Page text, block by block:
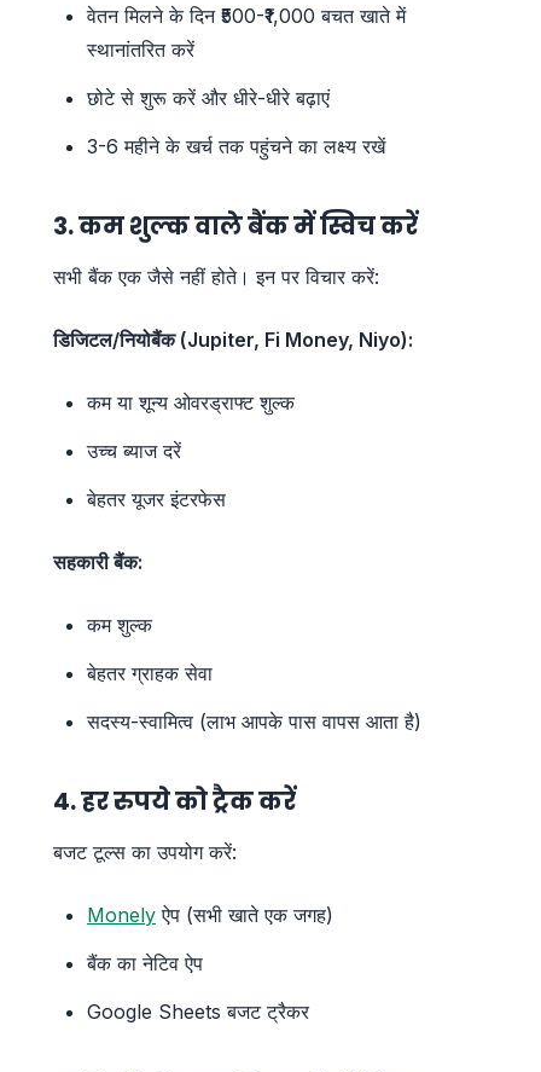
वेतन मिलने के दिन ₹500-₹1,000 बचत खाते में
स्थानांतरित करें
छोटे से शुरू करें और धीरे-धीरे बढ़ाएं
3-6 महीने के खर्च तक पहुंचने का लक्ष्य रखें
3. कम शुल्क वाले बैंक में स्विच करें
सभी बैंक एक जैसे नहीं होते। इन पर विचार करें:
डिजिटल/नियोबैंक (Jupiter, Fi Money, Niyo):
कम या शून्य ओवरड्राफ्ट शुल्क
उच्च ब्याज दरें
बेहतर यूजर इंटरफेस
सहकारी बैंक:
कम शुल्क
बेहतर ग्राहक सेवा
सदस्य-स्वामित्व (लाभ आपके पास वापस आता है)
4. हर रुपये को ट्रैक करें
बजट टूल्स का उपयोग करें:
Monely ऐप (सभी खाते एक जगह)
बैंक का नेटिव ऐप
Google Sheets बजट ट्रैकर